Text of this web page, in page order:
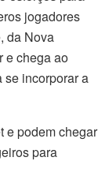
jogadores
da Nova
e chega ao
se incorporar a
e podem chegar
para